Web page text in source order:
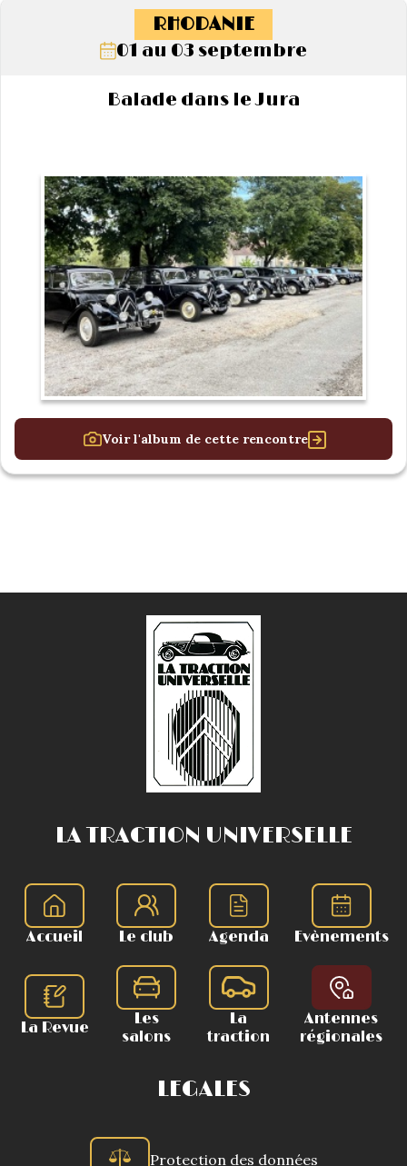
RHODANIE
01 au 03 septembre
Balade dans le Jura
Voir l'album de cette rencontre
LA TRACTION UNIVERSELLE
Accueil Le club Agenda Evènements
La Revue
Les
salons
La
traction
Antennes
régionales
LEGALES
Protection des données